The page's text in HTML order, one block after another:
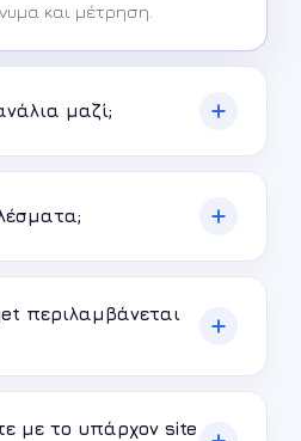
και μέτρηση.
μαζί;
περιλαμβάνεται
με το υπάρχον site